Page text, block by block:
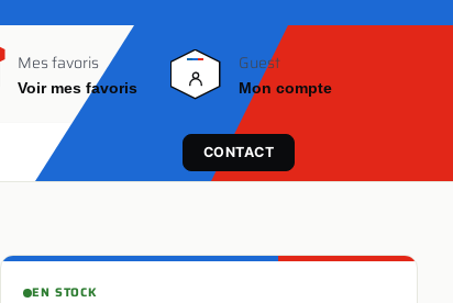
Mes favoris
Voir mes favoris
Guest
Mon compte
CONTACT
EN STOCK